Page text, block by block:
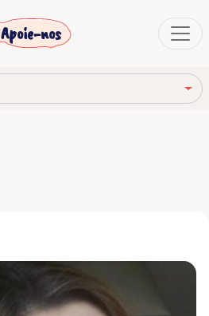
Apoie-nos
Nossa rede